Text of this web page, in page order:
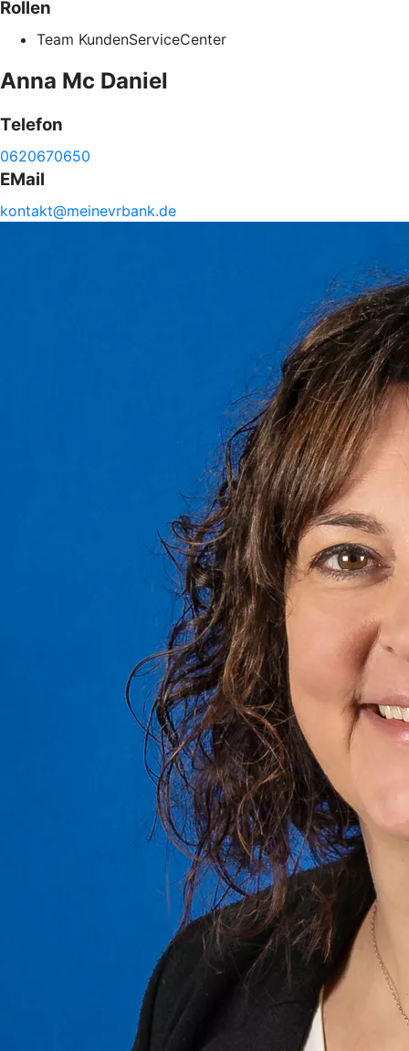
Rollen
Team KundenServiceCenter
Anna Mc Daniel
Telefon
0620670650
EMail
kontakt@meinevrbank.de